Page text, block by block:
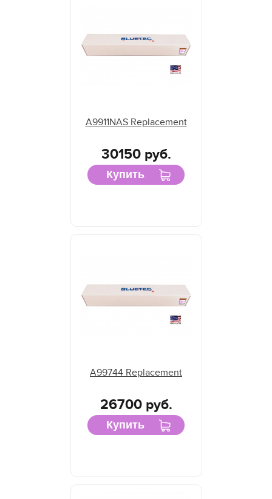
A9911NAS Replacement
30150 руб.
Купить
A99744 Replacement
26700 руб.
Купить